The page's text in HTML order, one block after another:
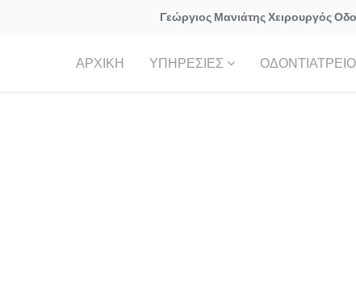
Γεώργιος Μανιάτης Χειρουργός
ΑΡΧΙΚΗ ΥΠΗΡΕΣΙΕΣ ΟΔΟΝΤΙΑΤΡΕΙΟ